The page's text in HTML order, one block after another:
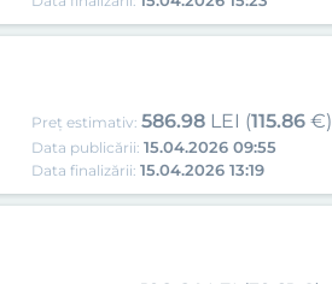
Preț estimativ:586.98 LEI (115.86 €)
Data publicării:15.04.2026 09:55
Data finalizării:15.04.2026 13:19